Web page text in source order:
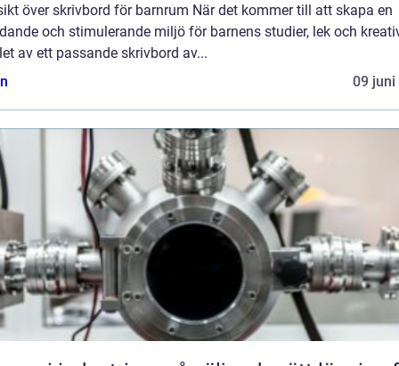
över skrivbord för barnrum När det kommer till att skapa en
och stimulerande miljö för barnens studier, lek och
av ett passande skrivbord av...
09 juni